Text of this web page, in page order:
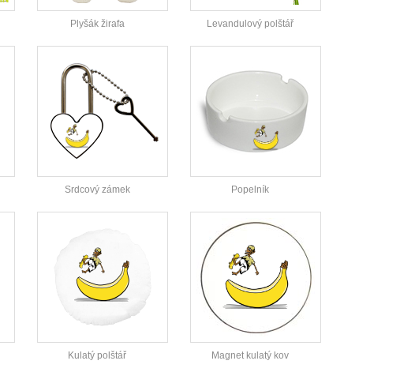
Plyšák žirafa Levandulový polštář
Srdcový zámek Popelník
Kulatý polštář Magnet kulatý kov